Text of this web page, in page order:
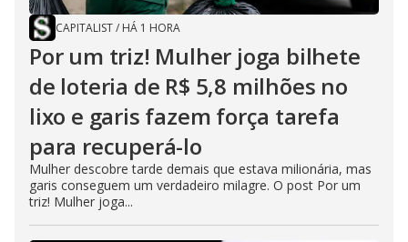
CAPITALIST/ HÁ 1 HORA
Por um triz! Mulher joga bilhete
de loteria de R$ 5,8 milhões no
lixo e garis fazem força tarefa
para recuperá-lo
Mulher descobre tarde demais que estava milionária, mas
garis conseguem um verdadeiro milagre. O post Por um
triz! Mulher joga...